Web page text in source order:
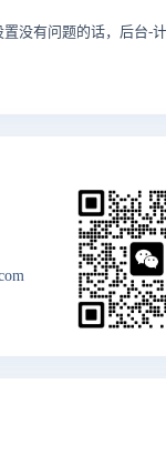
没有问题的话，后台-